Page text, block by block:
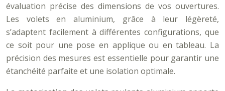
évaluation précise des dimensions de vos ouvertures.
Les volets en aluminium, grâce à leur légèreté,
s’adaptent facilement à différentes configurations, que
ce soit pour une pose en applique ou en tableau. La
précision des mesures est essentielle pour garantir une
étanchéité parfaite et une isolation optimale.